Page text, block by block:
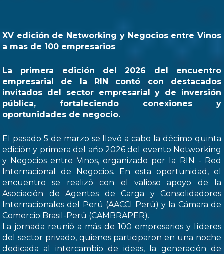
XV edición de Networking y Negocios entre Vinos
a mas de 100 empresarios
La primera edición del 2026 del encuentro
empresarial de la RIN contó con destacados
invitados del sector empresarial y de inversión
pública, fortaleciendo conexiones y
oportunidades de negocio.
El pasado 5 de marzo se llevó a cabo la décimo quinta
edición y primera del ańo 2026 del evento Networking
y Negocios entre Vinos, organizado por la RIN - Red
Internacional de Negocios. En esta oportunidad, el
encuentro se realizó con el valioso apoyo de la
Asociación de Agentes de Carga y Consolidadores
Internacionales del Perú (AACCI Perú) y la Cámara de
Comercio Brasil-Perú (CAMBRAPER).
La jornada reunió a más de 100 empresarios y líderes
del sector privado, quienes participaron en una noche
dedicada al intercambio de ideas, la generación de